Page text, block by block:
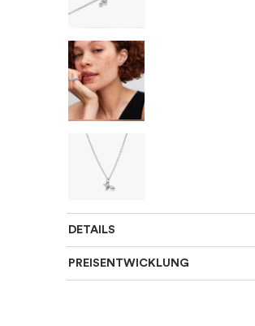
DETAILS
Länge Ketten:
PREISENTWICKLUNG